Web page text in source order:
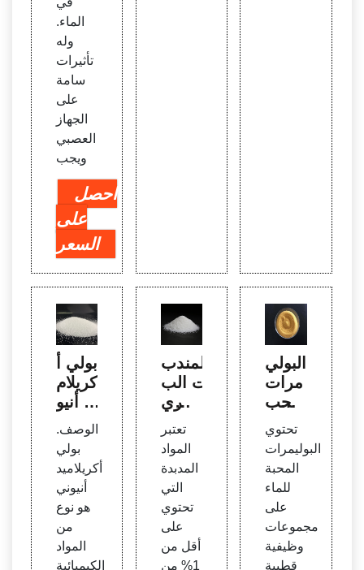
الماء.
وله
تأثيرات
سامة
على
الجهاز
العصبي
ويجب
احصل
على
السعر
بولي أ
كريلام
يد أنيو
مواد
كيميا
ئية لم
عالجة
مياه ال
صرف
الصح
الوصف.
بولي
أكريلاميد
أنيوني
هو نوع
من
المواد
الكيميائية
المندب
ات الب
وليمري
بلة لل
ذوبان
في ال
ماء: ال
تصنيع
تعتبر
المواد
المدبدة
التي
تحتوي
على
أقل من
1% من
البولي
مرات
المحب
ء - الب
وليمرا
ت |
سيجم
ا الدري
تحتوي
البوليمرات
المحبة
للماء
على
مجموعات
وظيفية
قطبية